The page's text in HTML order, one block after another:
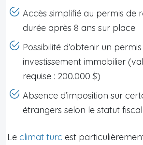
Accès simplifié au permis de
durée après 8 ans sur place
Possibilité d’obtenir un
investissement immobilier
requise : 200.000 $)
Absence d’imposition sur
étrangers selon le statut fiscal
Le climat turc est